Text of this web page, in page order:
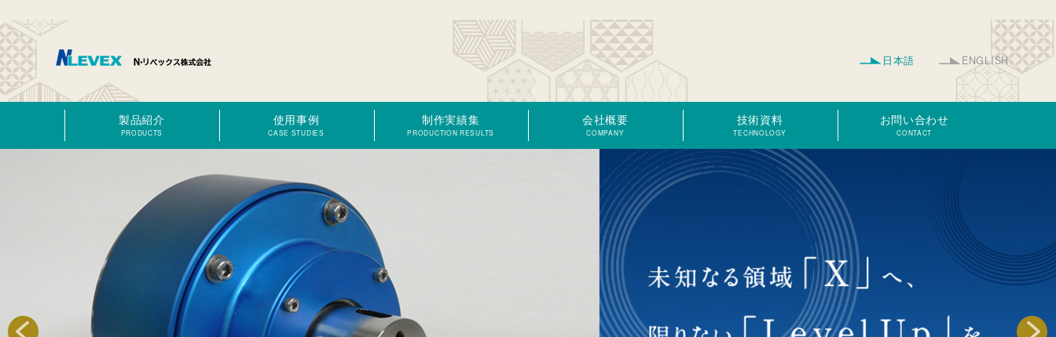
日本語 ENGLISH
製品紹介
PRODUCTS
使用事例
CASE STUDIES
制作実績集
PRODUCTION RESULTS
会社概要
COMPANY
技術資料
TECHNOLOGY
お問い合わせ
CONTACT